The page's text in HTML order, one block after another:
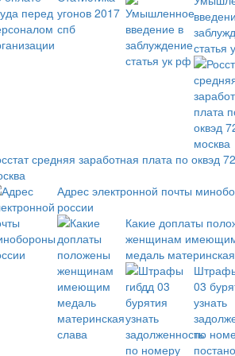
статья
средняя заработная плата по оквэд 72
Адрес электронной почты
россии
Какие доплаты
женщинам
медаль
03
узнать
по